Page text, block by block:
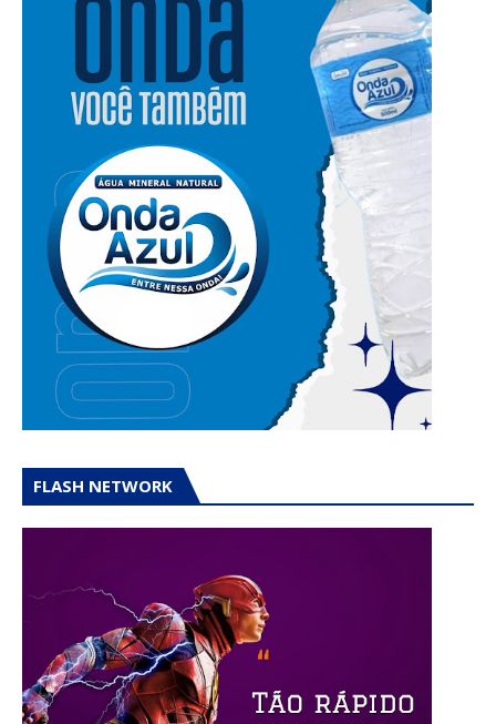
FLASH NETWORK